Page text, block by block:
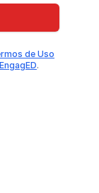
de Uso
EngagED.